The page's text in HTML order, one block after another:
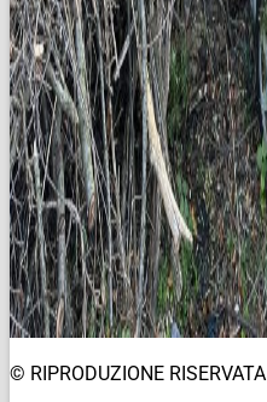
© RIPRODUZIONE RISERVATA